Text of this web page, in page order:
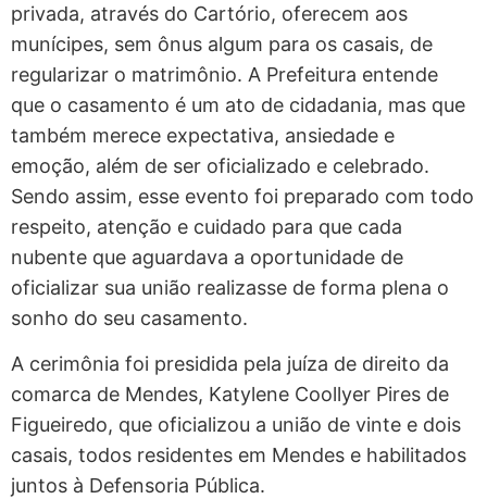
privada, através do Cartório, oferecem aos
munícipes, sem ônus algum para os casais, de
regularizar o matrimônio. A Prefeitura entende
que o casamento é um ato de cidadania, mas que
também merece expectativa, ansiedade e
emoção, além de ser oficializado e celebrado.
Sendo assim, esse evento foi preparado com todo
respeito, atenção e cuidado para que cada
nubente que aguardava a oportunidade de
oficializar sua união realizasse de forma plena o
sonho do seu casamento.
A cerimônia foi presidida pela juíza de direito da
comarca de Mendes, Katylene Coollyer Pires de
Figueiredo, que oficializou a união de vinte e dois
casais, todos residentes em Mendes e habilitados
juntos à Defensoria Pública.